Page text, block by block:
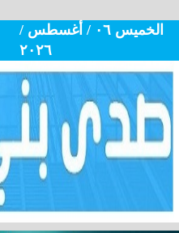
الخميس ٠٦ / أغسطس /
٢٠٢٦